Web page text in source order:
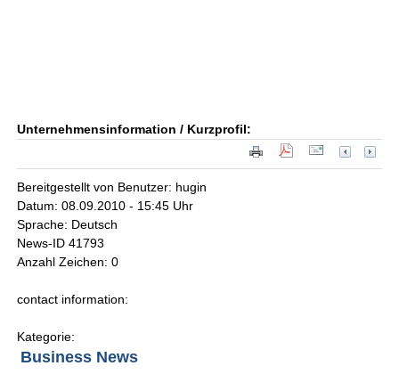
Unternehmensinformation / Kurzprofil:
Bereitgestellt von Benutzer: hugin
Datum: 08.09.2010 - 15:45 Uhr
Sprache: Deutsch
News-ID 41793
Anzahl Zeichen: 0
contact information:
Kategorie:
Business News